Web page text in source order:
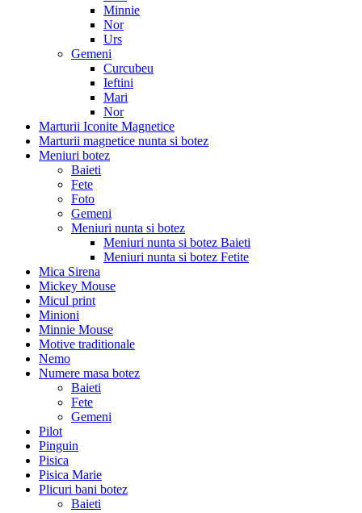
Minnie
Nor
Urs
Gemeni
Curcubeu
Ieftini
Mari
Nor
Marturii Iconite Magnetice
Marturii magnetice nunta si botez
Meniuri botez
Baieti
Fete
Foto
Gemeni
Meniuri nunta si botez
Meniuri nunta si botez Baieti
Meniuri nunta si botez Fetite
Mica Sirena
Mickey Mouse
Micul print
Minioni
Minnie Mouse
Motive traditionale
Nemo
Numere masa botez
Baieti
Fete
Gemeni
Pilot
Pinguin
Pisica
Pisica Marie
Plicuri bani botez
Baieti